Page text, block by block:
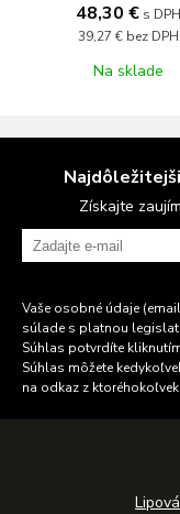
48,30 € s DPH
39,27 € bez DPH
Na sklade
Získajte
Vaše osobné údaje
súlade s platnou
Súhlas potvrdíte
Súhlas môžete
na odkaz z